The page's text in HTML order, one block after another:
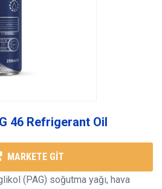
46 Refrigerant Oil
MARKETE GİT
(PAG) soğutma yağı, hava